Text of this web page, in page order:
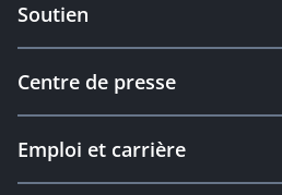
Soutien
Centre de presse
Emploi et carrière